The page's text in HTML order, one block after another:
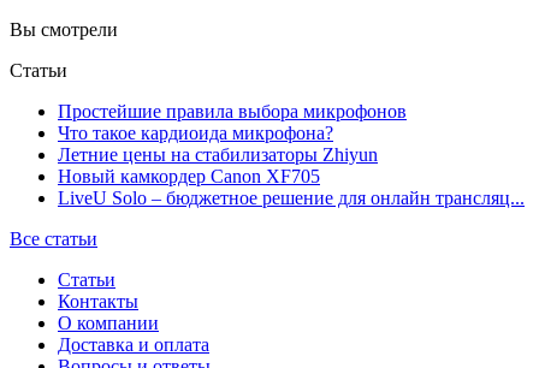
Вы смотрели
Статьи
Простейшие правила выбора микрофонов
Что такое кардиоида микрофона?
Летние цены на стабилизаторы Zhiyun
Новый камкордер Canon XF705
LiveU Solo – бюджетное решение для онлайн трансляц...
Все статьи
Статьи
Контакты
О компании
Доставка и оплата